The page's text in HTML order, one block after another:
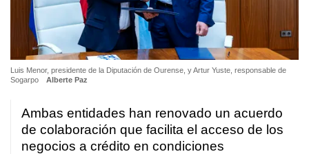
Luis Menor, presidente de la Diputación de Ourense, y Artur Yuste, responsable de
Sogarpo
Alberte Paz
Ambas entidades han renovado un acuerdo
de colaboración que facilita el acceso de los
negocios a crédito en condiciones